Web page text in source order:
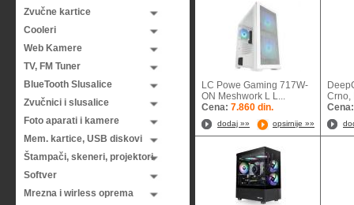
Zvučne kartice
Cooleri
Web Kamere
TV, FM Tuner
BlueTooth Slusalice
Zvučnici i slusalice
Foto aparati i kamere
Mem. kartice, USB diskovi
Štampači, skeneri, projektori
Softver
Mrezna i wirless oprema
LC Powe Gaming 717W-
ON Meshwork L L...
Cena: 7.860 din.
dodaj »» opsirnije »»
Crno,